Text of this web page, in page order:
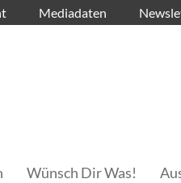
Mediadaten
Wünsch Dir Was!